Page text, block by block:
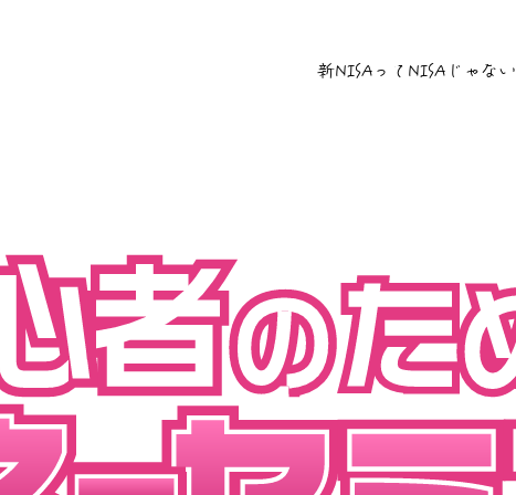
新NISAってNISAじゃな